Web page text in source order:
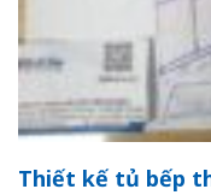
Thiết kế tủ bếp